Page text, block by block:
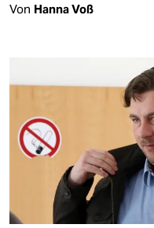
Von Hanna Voß